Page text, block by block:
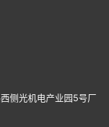
侧光机电产业园5号厂